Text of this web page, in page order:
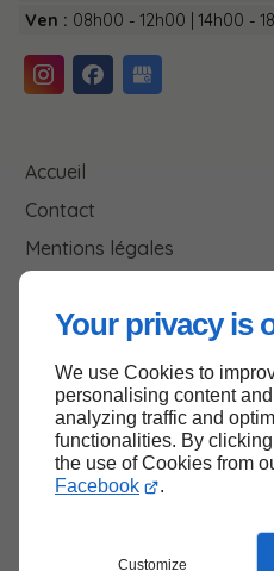
Your privacy is
We use Cookies to
personalising content
analyzing traffic and
functionalities. By
the use of Cookies from
Facebook
.
Customize
Ven : 08h00 - 12h00 | 14h00 -
Accueil
Contact
Mentions légales
Haut